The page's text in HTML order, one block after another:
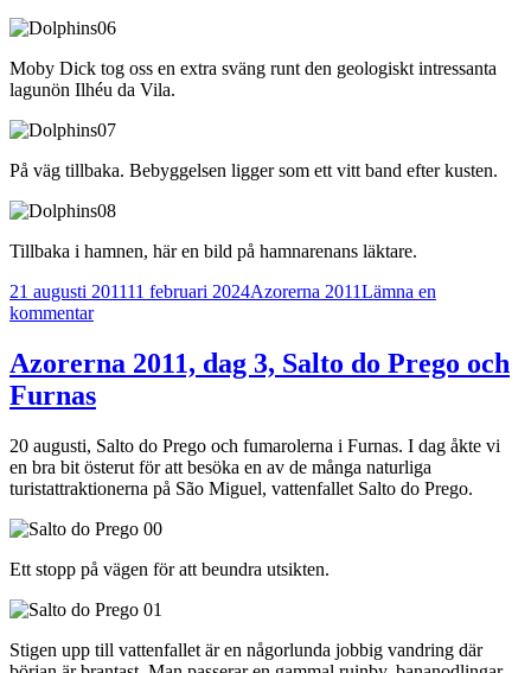
Moby Dick tog oss en extra sväng runt den geologiskt intressanta
lagunön Ilhéu da Vila.
På väg tillbaka. Bebyggelsen ligger som ett vitt band efter kusten.
Tillbaka i hamnen, här en bild på hamnarenans läktare.
Postat
21 augusti 201111 februari 2024Kategorier
Azorerna 2011Lämna en
kommentartill
dag
4,
Azorerna 2011, dag 3, Salto do Prego och
Furnas
20 augusti, Salto do Prego och fumarolerna i Furnas. I dag åkte vi
en bra bit österut för att besöka en av de många naturliga
turistattraktionerna på São Miguel, vattenfallet Salto do Prego.
Ett stopp på vägen för att beundra utsikten.
Stigen upp till vattenfallet är en någorlunda jobbig vandring där